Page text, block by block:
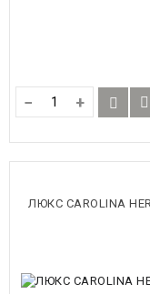
− +
ЛЮКС CAROLINA